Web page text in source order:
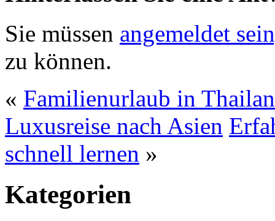
Sie müssen angemeldet
zu können.
« Familienurlaub in
Luxusreise nach Asien
schnell lernen »
Kategorien